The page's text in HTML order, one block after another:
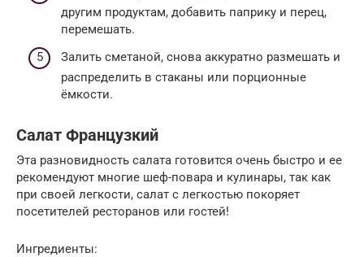
другим продуктам, добавить паприку и перец,
перемешать.
Залить сметаной, снова аккуратно размешать и
распределить в стаканы или порционные
ёмкости.
Салат Французкий
Эта разновидность салата готовится очень быстро и ее
рекомендуют многие шеф-повара и кулинары, так как
при своей легкости, салат с легкостью покоряет
посетителей ресторанов или гостей!
Ингредиенты: